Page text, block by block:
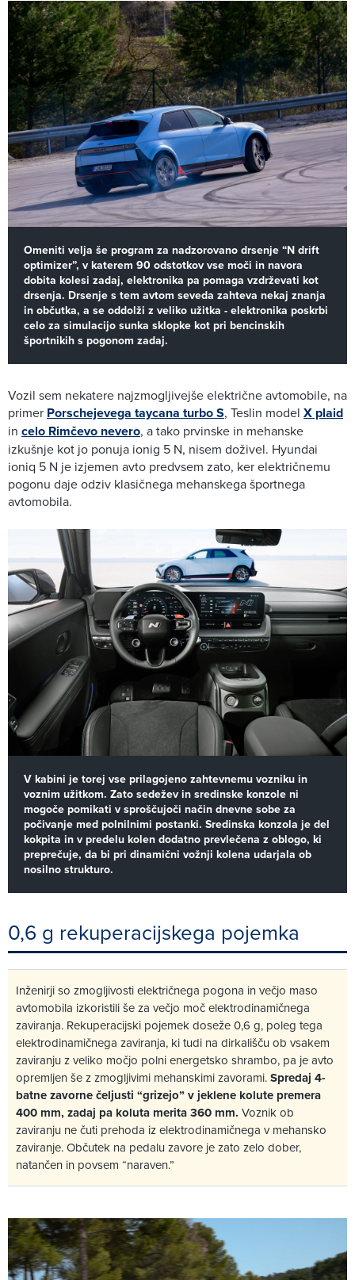
Omeniti velja še program za nadzorovano drsenje “N drift
optimizer”, v katerem 90 odstotkov vse moči in navora
dobita kolesi zadaj, elektronika pa pomaga vzdrževati kot
drsenja. Drsenje s tem avtom seveda zahteva nekaj znanja
in občutka, a se oddolži z veliko užitka - elektronika poskrbi
celo za simulacijo sunka sklopke kot pri bencinskih
športnikih s pogonom zadaj.
Vozil sem nekatere najzmogljivejše električne avtomobile, na
primer Porschejevega taycana turbo S, Teslin model X plaid
in celo Rimčevo nevero, a tako prvinske in mehanske
izkušnje kot jo ponuja ionig 5 N, nisem doživel. Hyundai
ioniq 5 N je izjemen avto predvsem zato, ker električnemu
pogonu daje odziv klasičnega mehanskega športnega
avtomobila.
V kabini je torej vse prilagojeno zahtevnemu vozniku in
voznim užitkom. Zato sedežev in sredinske konzole ni
mogoče pomikati v sproščujoči način dnevne sobe za
počivanje med polnilnimi postanki. Sredinska konzola je del
kokpita in v predelu kolen dodatno prevlečena z oblogo, ki
preprečuje, da bi pri dinamični vožnji kolena udarjala ob
nosilno strukturo.
0,6 g rekuperacijskega pojemka
Inženirji so zmogljivosti električnega pogona in večjo maso
avtomobila izkoristili še za večjo moč elektrodinamičnega
zaviranja. Rekuperacijski pojemek doseže 0,6 g, poleg tega
elektrodinamičnega zaviranja, ki tudi na dirkališču ob vsakem
zaviranju z veliko močjo polni energetsko shrambo, pa je avto
opremljen še z zmogljivimi mehanskimi zavorami.Spredaj 4-
batne zavorne čeljusti “grizejo” v jeklene kolute premera
400 mm, zadaj pa koluta merita 360 mm. Voznik ob
zaviranju ne čuti prehoda iz elektrodinamičnega v mehansko
zaviranje. Občutek na pedalu zavore je zato zelo dober,
natančen in povsem “naraven.”